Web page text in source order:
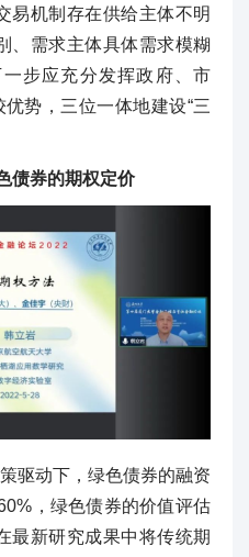
易机制存在供给主体不明
、需求主体具体需求模糊
步应充分发挥政府、市
势，三位一体地建设“三
债券的期权定价
驱动下，绿色债券的融资
，绿色债券的价值评估
最新研究成果中将传统期